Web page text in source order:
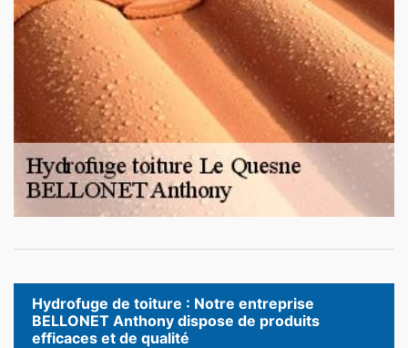
Hydrofuge de toiture : Notre entreprise
BELLONET Anthony dispose de produits
efficaces et de qualité